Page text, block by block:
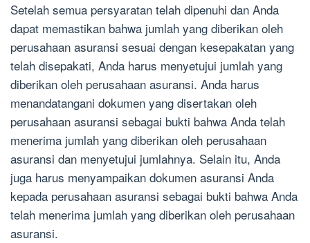
Setelah semua persyaratan telah dipenuhi dan Anda
dapat memastikan bahwa jumlah yang diberikan oleh
perusahaan asuransi sesuai dengan kesepakatan yang
telah disepakati, Anda harus menyetujui jumlah yang
diberikan oleh perusahaan asuransi. Anda harus
menandatangani dokumen yang disertakan oleh
perusahaan asuransi sebagai bukti bahwa Anda telah
menerima jumlah yang diberikan oleh perusahaan
asuransi dan menyetujui jumlahnya. Selain itu, Anda
juga harus menyampaikan dokumen asuransi Anda
kepada perusahaan asuransi sebagai bukti bahwa Anda
telah menerima jumlah yang diberikan oleh perusahaan
asuransi.